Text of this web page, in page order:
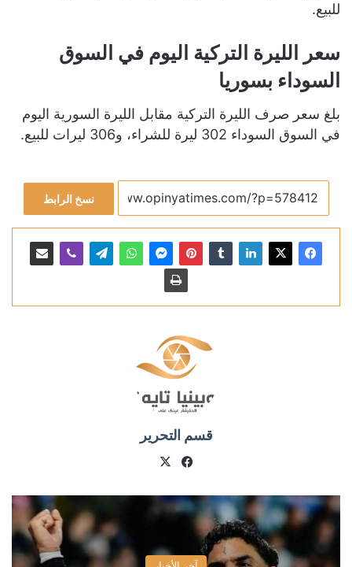
للبيع.
سعر الليرة التركية اليوم في السوق
السوداء بسوريا
بلغ سعر صرف الليرة التركية مقابل الليرة السورية اليوم
في السوق السوداء 302 ليرة للشراء، و306 ليرات للبيع.
نسخ الرابط
قسم التحرير
فيسبوك